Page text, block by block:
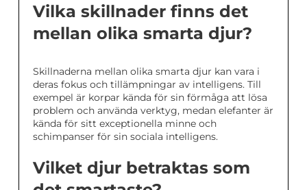
Vilka skillnader finns det
mellan olika smarta djur?
Skillnaderna mellan olika smarta djur kan vara i
deras fokus och tillämpningar av intelligens. Till
exempel är korpar kända för sin förmåga att lösa
problem och använda verktyg, medan elefanter är
kända för sitt exceptionella minne och
schimpanser för sin sociala intelligens.
Vilket djur betraktas som